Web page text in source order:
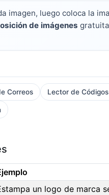
imagen, luego coloca la
de imágenes
Correos Lector de
un logo de marca